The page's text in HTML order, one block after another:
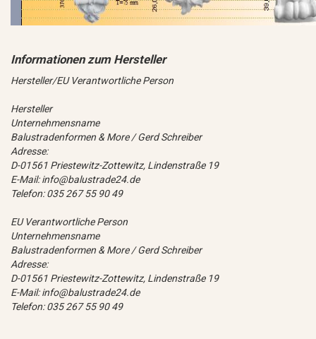
Hersteller/EU Verantwortliche Person
Hersteller
Unternehmensname
Balustradenformen & More / Gerd Schreiber
Adresse:
D-01561 Priestewitz-Zottewitz, Lindenstraße 19
E-Mail: info@balustrade24.de
Telefon: 035 267 55 90 49
EU Verantwortliche Person
Unternehmensname
Balustradenformen & More / Gerd Schreiber
Adresse:
D-01561 Priestewitz-Zottewitz, Lindenstraße 19
E-Mail: info@balustrade24.de
Telefon: 035 267 55 90 49